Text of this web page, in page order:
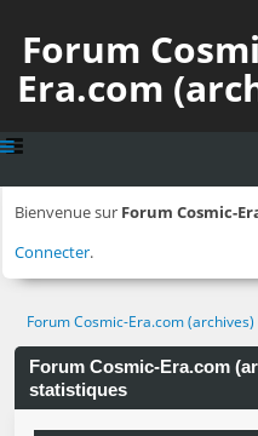
Forum
Era.com
Bienvenue sur Forum Cosmic-
Connecter.
Forum Cosmic-Era.com (archives)
Forum Cosmic-Era.com
statistiques